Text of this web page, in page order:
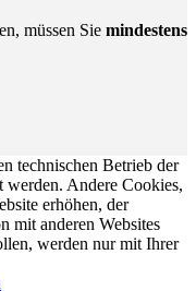
müssen Sie mindestens
technischen Betrieb der
werden. Andere Cookies,
erhöhen, der
mit anderen Websites
werden nur mit Ihrer